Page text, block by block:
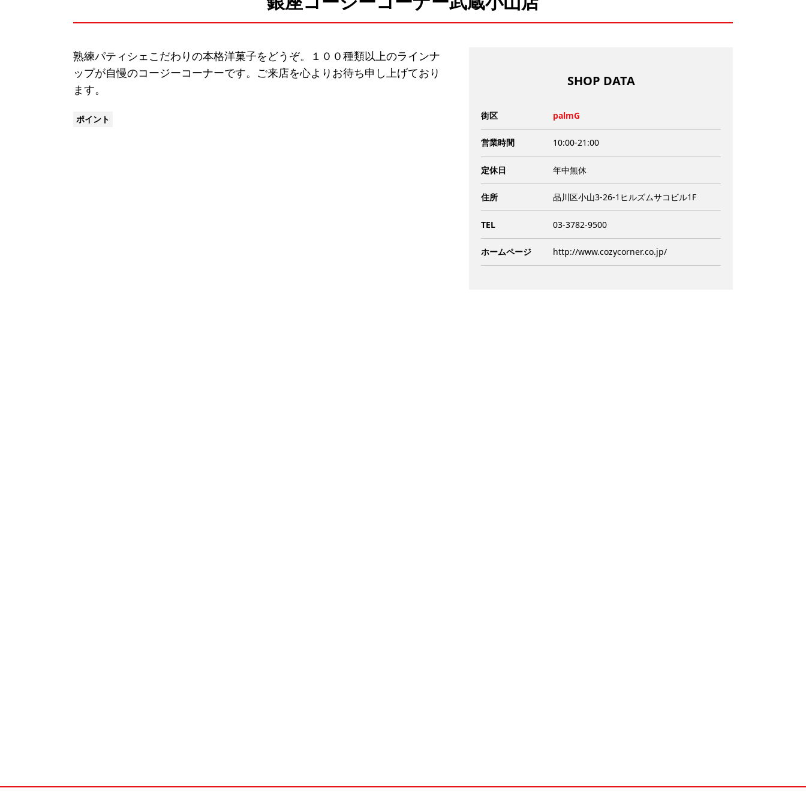
熟練パティシェこだわりの本格洋菓子をどうぞ。１００種類以上のラインナ
ップが自慢のコージーコーナーです。ご来店を心よりお待ち申し上げており
ます。
ポイント
SHOP DATA
街区 palmG
営業時間 10:00-21:00
定休日 年中無休
住所 品川区小山3-26-1ヒルズムサコビル1F
TEL 03-3782-9500
ホームページ http://www.cozycorner.co.jp/